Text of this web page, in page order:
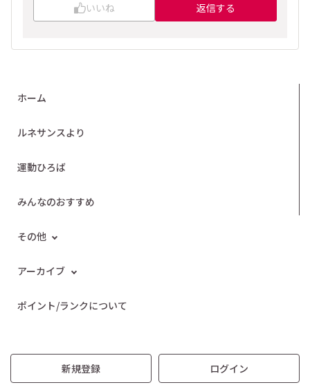
いいね 返信する
ホーム
ルネサンスより
運動ひろば
みんなのおすすめ
その他
アーカイブ
ポイント/ランクについて
新規登録 ログイン